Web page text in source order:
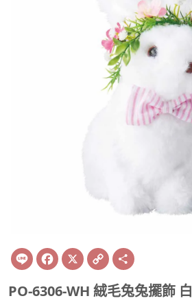
Line Facebook
X Copy
Link
PO-6306-WH 絨毛兔兔擺飾 白